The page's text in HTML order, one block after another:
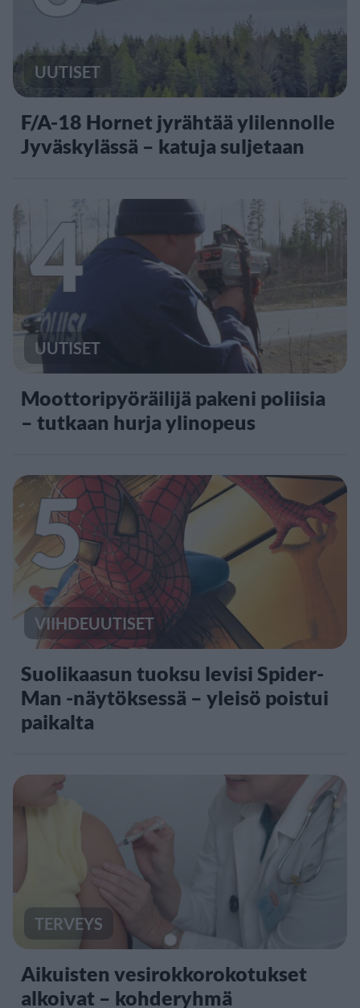
UUTISET
F/A-18 Hornet jyrähtää ylilennolle
Jyväskylässä – katuja suljetaan
4
UUTISET
Moottoripyöräilijä pakeni poliisia
– tutkaan hurja ylinopeus
5
VIIHDEUUTISET
Suolikaasun tuoksu levisi Spider-
Man -näytöksessä – yleisö poistui
paikalta
TERVEYS
Aikuisten vesirokkorokotukset
alkoivat – kohderyhmä